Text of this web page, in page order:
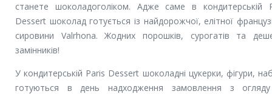
станете шоколадоголіком. Адже саме в кондитерській
Dessert шоколад готується із найдорожчої, елітної
сировини Valrhona. Жодних порошків, сурогатів та
замінників!
У кондитерській Paris Dessert шоколадні цукерки, фігури,
готуються в день надходження замовлення з